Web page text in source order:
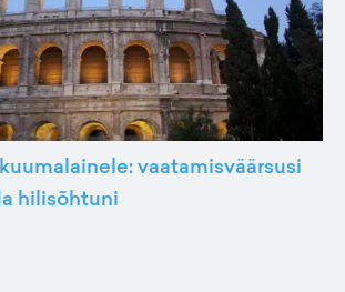
vaatamisväärsusi
hilisõhtuni